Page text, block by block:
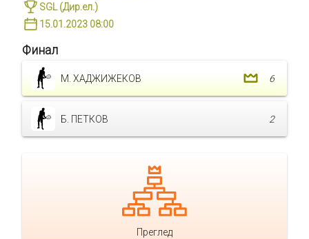
SGL(Дир.ел.)
15.01.2023 08:00
Финал
М. ХАДЖИЖЕКОВ 6
Б. ПЕТКОВ 2
Преглед